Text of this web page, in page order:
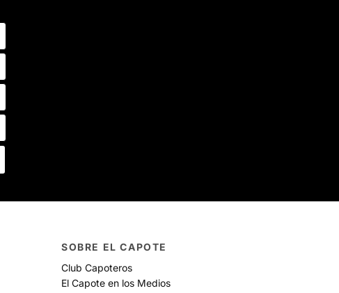
SOBRE EL CAPOTE
Club Capoteros
El Capote en los Medios